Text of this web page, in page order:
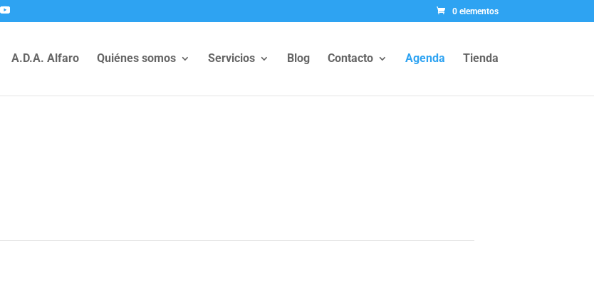
0 elementos
A.D.A. Alfaro Quiénes somos Servicios Blog Contacto Agenda Tienda